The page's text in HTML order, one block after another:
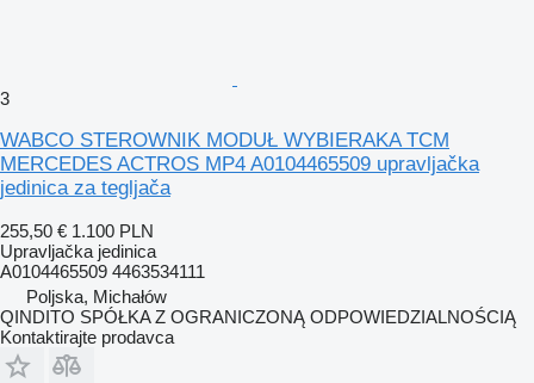
3
WABCO STEROWNIK MODUŁ WYBIERAKA TCM
MERCEDES ACTROS MP4 A0104465509 upravljačka
jedinica za tegljača
255,50 € 1.100 PLN
Upravljačka jedinica
A0104465509 4463534111
Poljska, Michałów
QINDITO SPÓŁKA Z OGRANICZONĄ ODPOWIEDZIALNOŚCIĄ
Kontaktirajte prodavca